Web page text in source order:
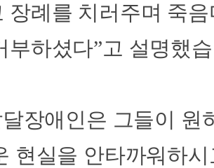
장례를 치러주며 죽
부하셨다”고 설명했
장애인은 그들이 원
현실을 안타까워하